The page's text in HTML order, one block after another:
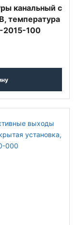
канальный с
температура
2015-100